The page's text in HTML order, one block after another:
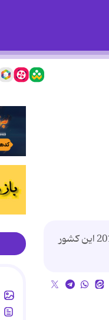
فیس بوک می‌گوید تبلیغات انتخاباتی خریداری شده توسط روس‌ها با موضوع انتخابات ریاست جمهوری سال 2016 این کشور